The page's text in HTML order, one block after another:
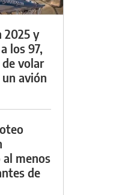
2025 y
los 97,
volar
avión
menos
de